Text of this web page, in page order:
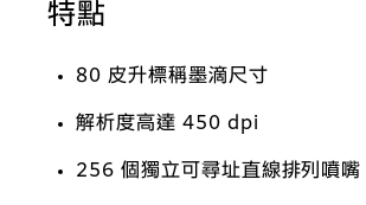
特點
80 皮升標稱墨滴尺寸
解析度高達 450 dpi
256 個獨立可尋址直線排列噴嘴